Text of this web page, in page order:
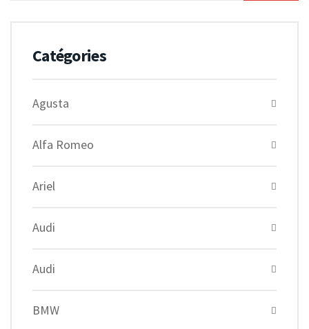
Catégories
Agusta
Alfa Romeo
Ariel
Audi
Audi
BMW